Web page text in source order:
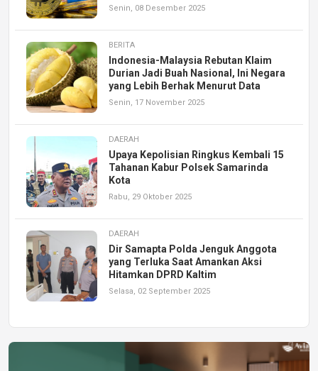
Senin, 08 Desember 2025
BERITA
Indonesia-Malaysia Rebutan Klaim
Durian Jadi Buah Nasional, Ini Negara
yang Lebih Berhak Menurut Data
Senin, 17 November 2025
DAERAH
Upaya Kepolisian Ringkus Kembali 15
Tahanan Kabur Polsek Samarinda
Kota
Rabu, 29 Oktober 2025
DAERAH
Dir Samapta Polda Jenguk Anggota
yang Terluka Saat Amankan Aksi
Hitamkan DPRD Kaltim
Selasa, 02 September 2025